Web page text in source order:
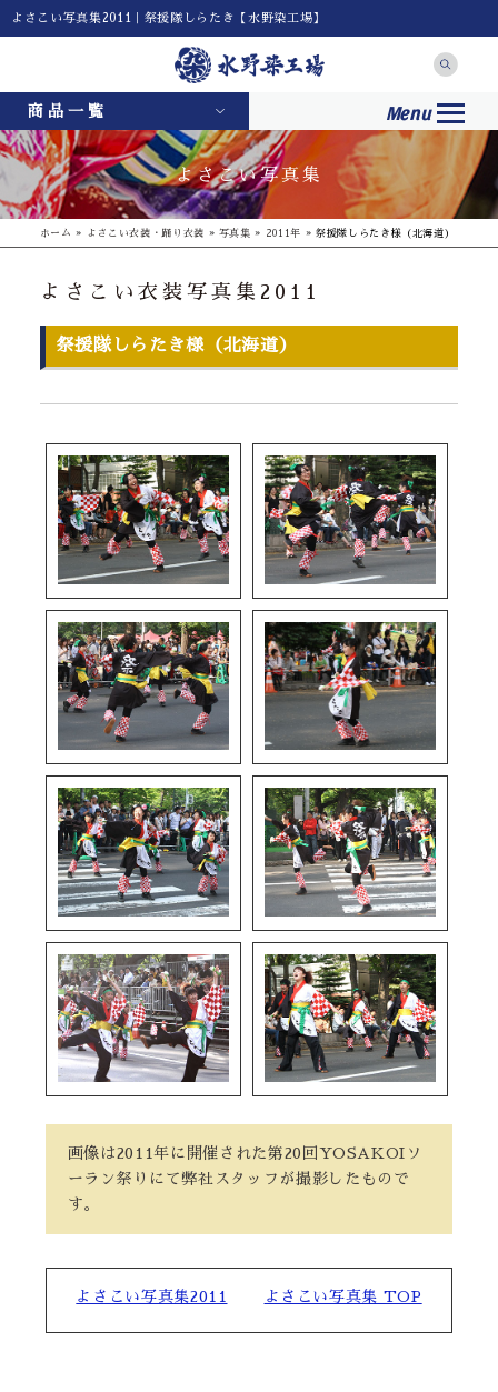
よさこい写真集2011｜祭援隊しらたき【水野染工場】
商品一覧 Menu
よさこい写真集
ホーム » よさこい衣装・踊り衣装 » 写真集 » 2011年 » 祭援隊しらたき様（北海道）
よさこい衣装写真集2011
祭援隊しらたき様（北海道）
画像は2011年に開催された第20回YOSAKOIソ
ーラン祭りにて弊社スタッフが撮影したもので
す。
よさこい写真集2011 よさこい写真集 TOP